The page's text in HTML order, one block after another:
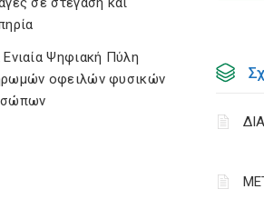
Ψηφιακή Πύλη
οφειλών φυσικών